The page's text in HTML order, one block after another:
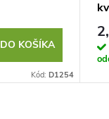
DO KOŠÍKA
Kód: D1254